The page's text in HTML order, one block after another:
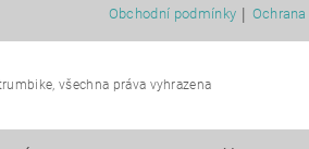
Obchodní podmínky |
všechna práva vyhrazena